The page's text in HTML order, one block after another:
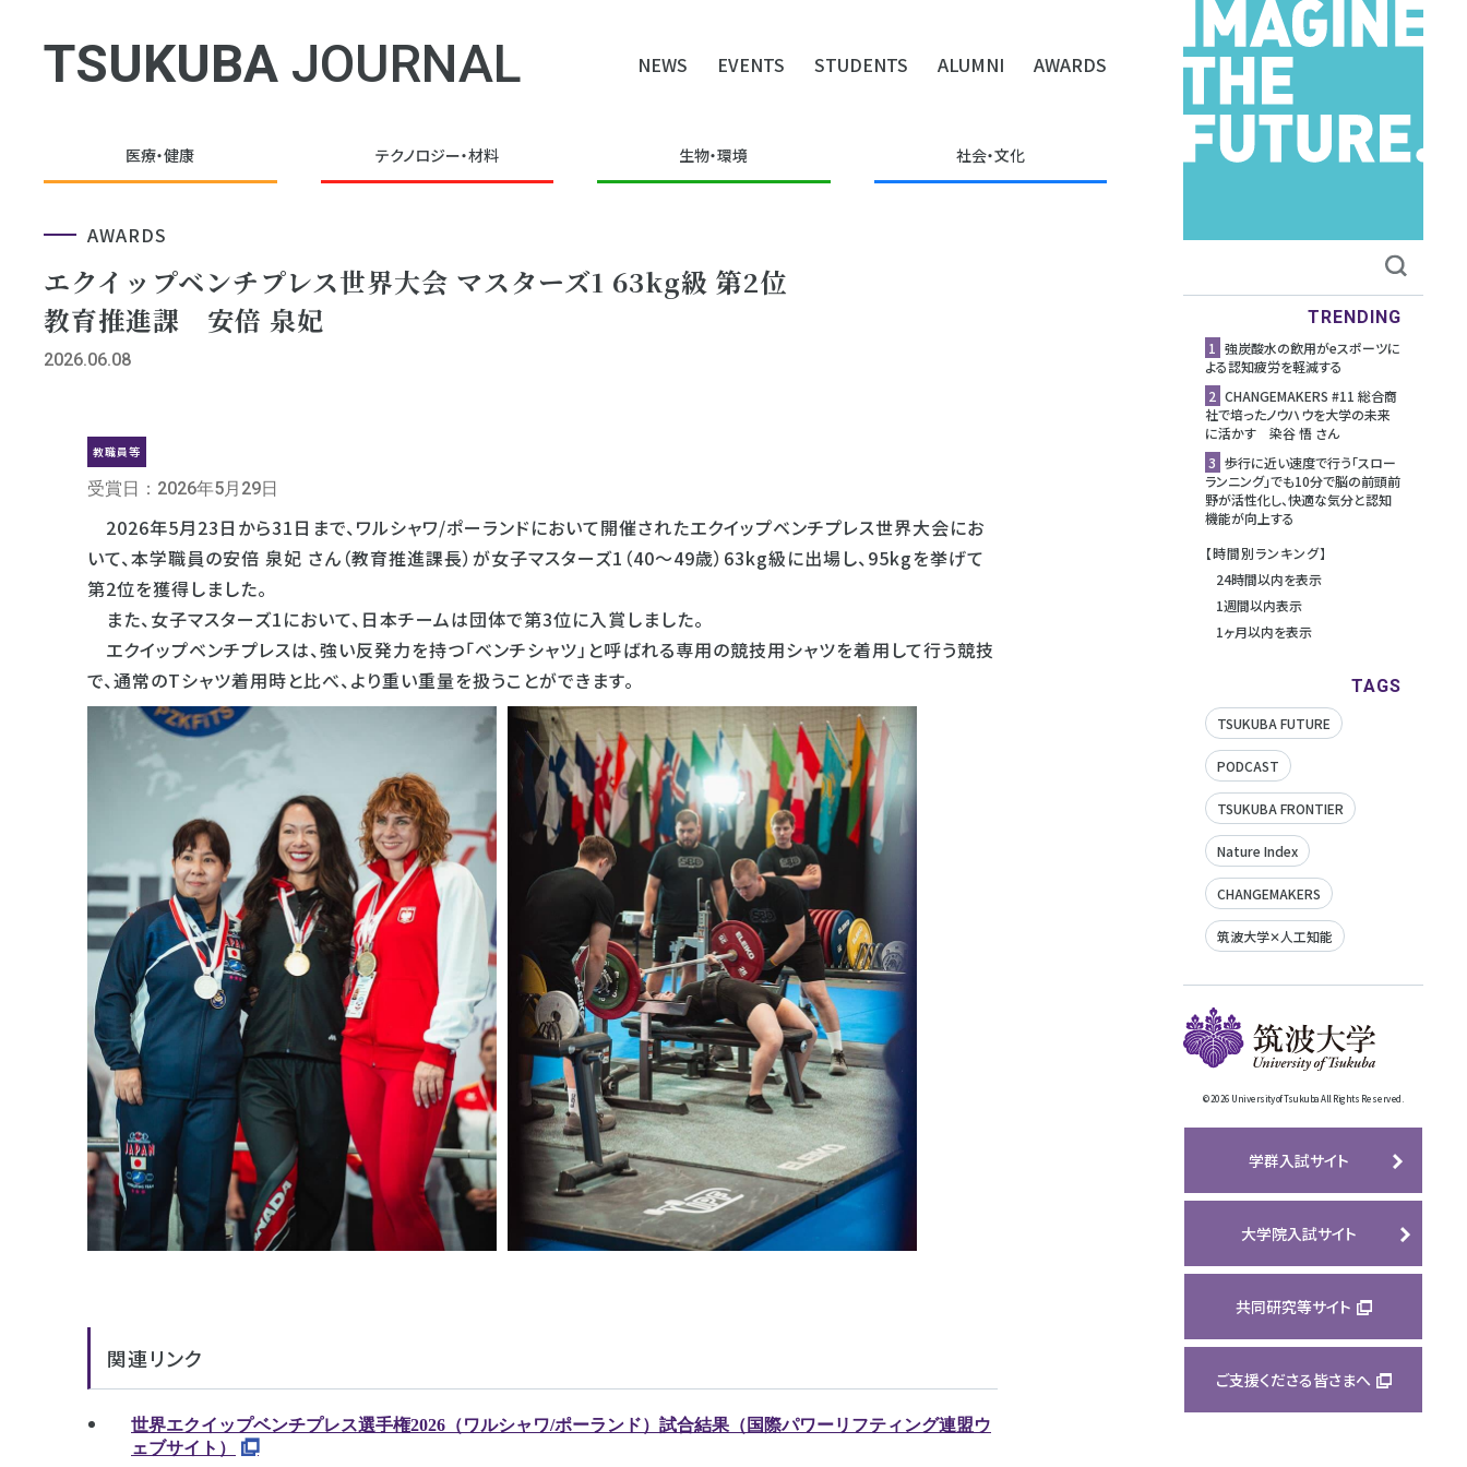
TSUKUBA JOURNAL NEWS EVENTS STUDENTS ALUMNI AWARDS
医療・健康 テクノロジー・材料 生物・環境 社会・文化
AWARDS
エクイップベンチプレス世界大会 マスターズ1 63kg級 第2位
教育推進課 安倍 泉妃
2026.06.08
教職員等
受賞日：2026年5月29日
2026年5月23日から31日まで、ワルシャワ/ポーランドにおいて開催されたエクイップベンチプレス世界大会にお
いて、本学職員の安倍 泉妃 さん（教育推進課長）が女子マスターズ1（40～49歳）63kg級に出場し、95kgを挙げて
第2位を獲得しました。
また、女子マスターズ1において、日本チームは団体で第3位に入賞しました。
エクイップベンチプレスは、強い反発力を持つ「ベンチシャツ」と呼ばれる専用の競技用シャツを着用して行う競技
で、通常のTシャツ着用時と比べ、より重い重量を扱うことができます。
関連リンク
世界エクイップベンチプレス選手権2026（ワルシャワ/ポーランド）試合結果（国際パワーリフティング連盟ウ
ェブサイト）
TRENDING
1 強炭酸水の飲用がeスポーツに
よる認知疲労を軽減する
2 CHANGEMAKERS #11 総合商
社で培ったノウハウを大学の未来
に活かす 染谷 悟 さん
3 歩行に近い速度で行う「スロー
ランニング」でも10分で脳の前頭前
野が活性化し、快適な気分と認知
機能が向上する
【時間別ランキング】
24時間以内を表示
1週間以内表示
1ヶ月以内を表示
TAGS
TSUKUBA FUTURE
PODCAST
TSUKUBA FRONTIER
Nature Index
CHANGEMAKERS
筑波大学✕人工知能
©2026 University of Tsukuba All Rights Reserved.
学群入試サイト
大学院入試サイト
共同研究等サイト
ご支援くださる皆さまへ